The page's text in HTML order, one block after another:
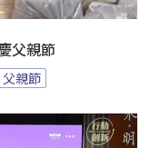
父親節
父親節